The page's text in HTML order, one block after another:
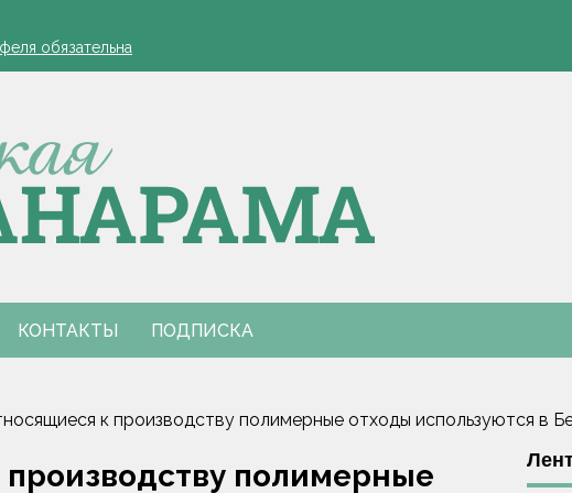
АПК
обязательна
Столинском районе
и предложил ускорить реализацию договоренностей
работодателей напомнили в Минтруда
АПК
обязательна
Столинском районе
и предложил ускорить реализацию договоренностей
работодателей напомнили в Минтруда
КОНТАКТЫ ПОДПИСКА
к производству полимерные отходы используются в
полимерные